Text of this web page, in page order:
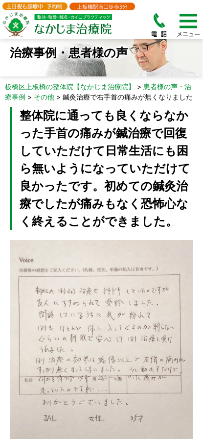
治療事例・患者様の声
板橋区上板橋の整体院【なかじま治療院】 > 患者様の声・治
療事例 > その他 > 鍼灸治療で右手首の痛みが無くなりました
整体院に通っても良くならなか
った手首の痛みが鍼治療で回復
していただけて日常生活にも困
ら無いようになっていただけて
良かったです。初めての鍼灸治
療でしたが痛みもなく恐怖心な
く終えることができました。